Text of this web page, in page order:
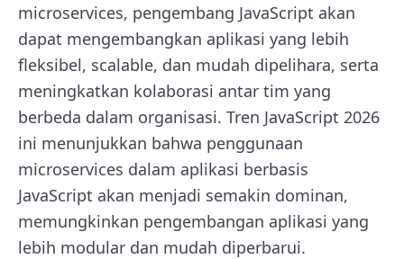
microservices, pengembang JavaScript akan
dapat mengembangkan aplikasi yang lebih
fleksibel, scalable, dan mudah dipelihara, serta
meningkatkan kolaborasi antar tim yang
berbeda dalam organisasi. Tren JavaScript 2026
ini menunjukkan bahwa penggunaan
microservices dalam aplikasi berbasis
JavaScript akan menjadi semakin dominan,
memungkinkan pengembangan aplikasi yang
lebih modular dan mudah diperbarui.